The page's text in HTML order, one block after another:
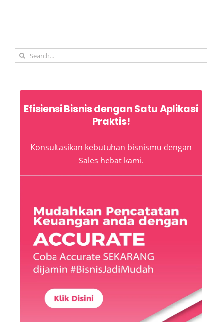
Search
Efisiensi Bisnis dengan Satu Aplikasi
Praktis!
Konsultasikan kebutuhan bisnismu dengan
Sales hebat kami.